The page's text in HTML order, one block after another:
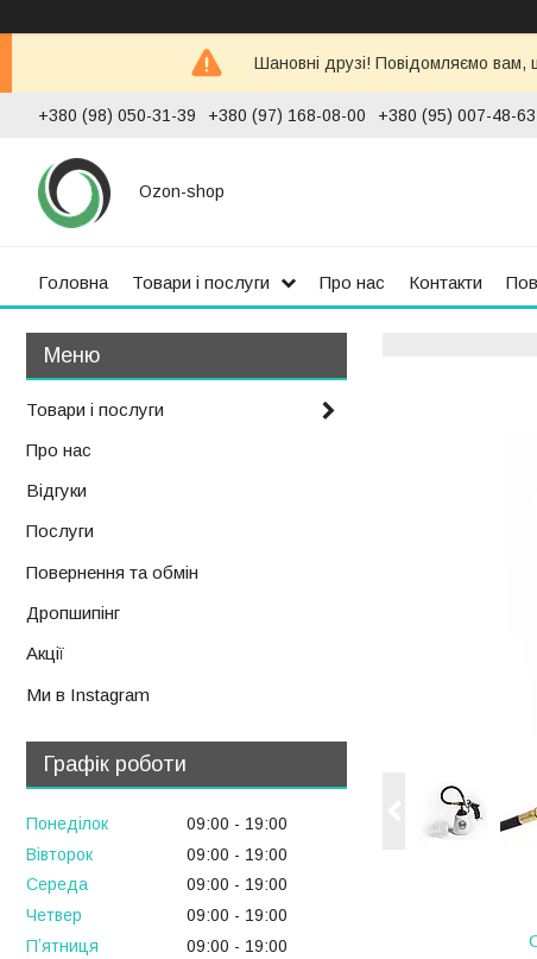
Шановні друзі! Повідомляємо
+380 (98) 050-31-39 +380 (97) 168-08-00 +380 (95) 007-48-63
Ozon-shop
Головна Товари і послуги Про нас Контакти
Товари і послуги
Про нас
Відгуки
Послуги
Повернення та обмін
Дропшипінг
Акції
Ми в Instagram
Графік роботи
Понеділок 09:00
19:00
Вівторок
09:00
19:00
Середа
09:00
19:00
Четвер
09:00
19:00
Пʼятниця
09:00
19:00